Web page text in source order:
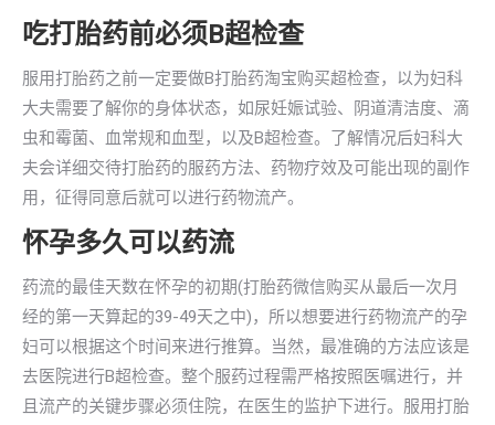
吃打胎药前必须B超检查
服用打胎药之前一定要做B打胎药淘宝购买超检查，以为妇科
大夫需要了解你的身体状态，如尿妊娠试验、阴道清洁度、滴
虫和霉菌、血常规和血型，以及B超检查。了解情况后妇科大
夫会详细交待打胎药的服药方法、药物疗效及可能出现的副作
用，征得同意后就可以进行药物流产。
怀孕多久可以药流
药流的最佳天数在怀孕的初期(打胎药微信购买从最后一次月
经的第一天算起的39-49天之中)，所以想要进行药物流产的孕
妇可以根据这个时间来进行推算。当然，最准确的方法应该是
去医院进行B超检查。整个服药过程需严格按照医嘱进行，并
且流产的关键步骤必须住院，在医生的监护下进行。服用打胎